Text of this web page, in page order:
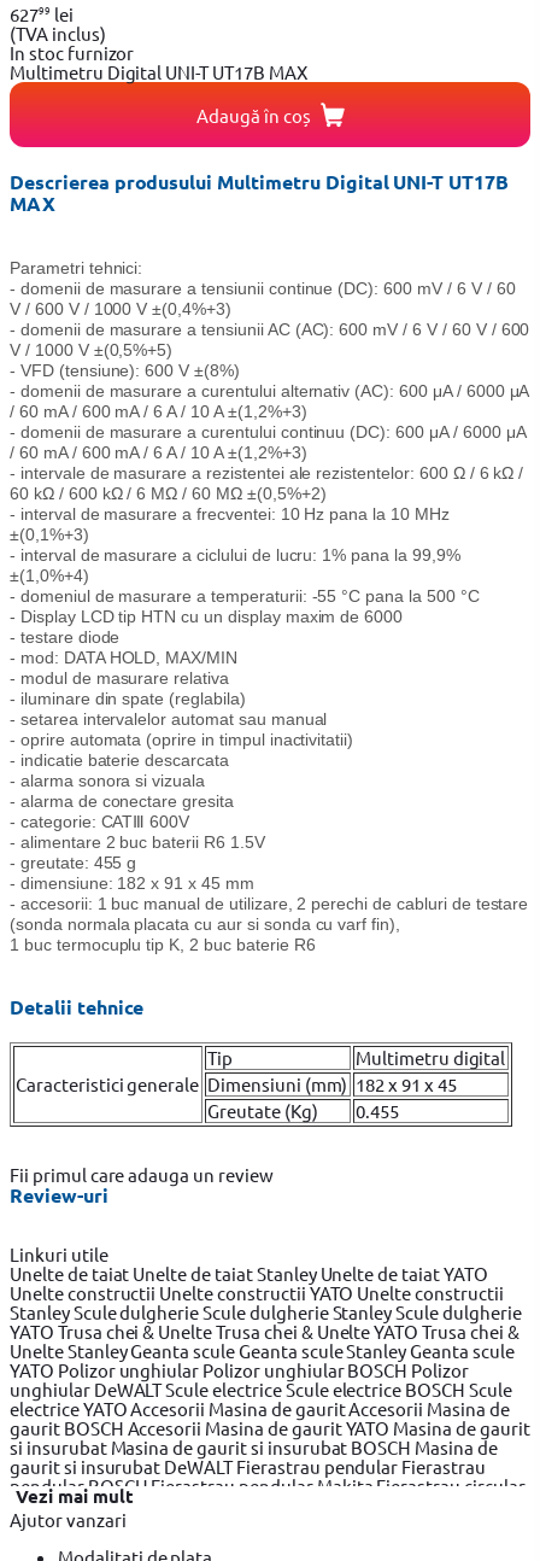
62799 lei
(TVA inclus)
In stoc furnizor
Multimetru Digital UNI-T UT17B MAX
Adaugă în coș
Descrierea produsului Multimetru Digital UNI-T UT17B
MAX
Parametri tehnici:
- domenii de masurare a tensiunii continue (DC): 600 mV / 6 V / 60
V / 600 V / 1000 V ±(0,4%+3)
- domenii de masurare a tensiunii AC (AC): 600 mV / 6 V / 60 V / 600
V / 1000 V ±(0,5%+5)
- VFD (tensiune): 600 V ±(8%)
- domenii de masurare a curentului alternativ (AC): 600 μA / 6000 μA
/ 60 mA / 600 mA / 6 A / 10 A ±(1,2%+3)
- domenii de masurare a curentului continuu (DC): 600 μA / 6000 μA
/ 60 mA / 600 mA / 6 A / 10 A ±(1,2%+3)
- intervale de masurare a rezistentei ale rezistentelor: 600 Ω / 6 kΩ /
60 kΩ / 600 kΩ / 6 MΩ / 60 MΩ ±(0,5%+2)
- interval de masurare a frecventei: 10 Hz pana la 10 MHz
±(0,1%+3)
- interval de masurare a ciclului de lucru: 1% pana la 99,9%
±(1,0%+4)
- domeniul de masurare a temperaturii: -55 °C pana la 500 °C
- Display LCD tip HTN cu un display maxim de 6000
- testare diode
- mod: DATA HOLD, MAX/MIN
- modul de masurare relativa
- iluminare din spate (reglabila)
- setarea intervalelor automat sau manual
- oprire automata (oprire in timpul inactivitatii)
- indicatie baterie descarcata
- alarma sonora si vizuala
- alarma de conectare gresita
- categorie: CATⅢ 600V
- alimentare 2 buc baterii R6 1.5V
- greutate: 455 g
- dimensiune: 182 x 91 x 45 mm
- accesorii: 1 buc manual de utilizare, 2 perechi de cabluri de testare
(sonda normala placata cu aur si sonda cu varf fin),
1 buc termocuplu tip K, 2 buc baterie R6
Detalii tehnice
Caracteristici generale
Tip
Multimetru digital
Dimensiuni (mm) 182 x 91 x 45
Greutate (Kg)
0.455
Fii primul care adauga un review
Review-uri
Linkuri utile
Unelte de taiat Unelte de taiat Stanley Unelte de taiat YATO
Unelte constructii Unelte constructii YATO Unelte constructii
StanleyScule dulgherieScule dulgherie StanleyScule dulgherie
YATO Trusa chei & UnelteTrusa chei & Unelte YATOTrusa chei &
Unelte StanleyGeanta sculeGeanta scule StanleyGeanta scule
YATO Polizor unghiular Polizor unghiular BOSCH Polizor
unghiular DeWALTScule electriceScule electrice BOSCH Scule
electrice YATOAccesorii Masina de gauritAccesorii Masina de
gaurit BOSCH Accesorii Masina de gaurit YATO Masina de gaurit
si insurubat Masina de gaurit si insurubat BOSCH Masina de
gaurit si insurubat DeWALTFierastrau pendular Fierastrau
pendular BOSCH Fierastrau pendular Makita Fierastrau circular
Fierastrau circular DeWALT
Fierastrau sabie
Vezi mai mult
Ajutor vanzari